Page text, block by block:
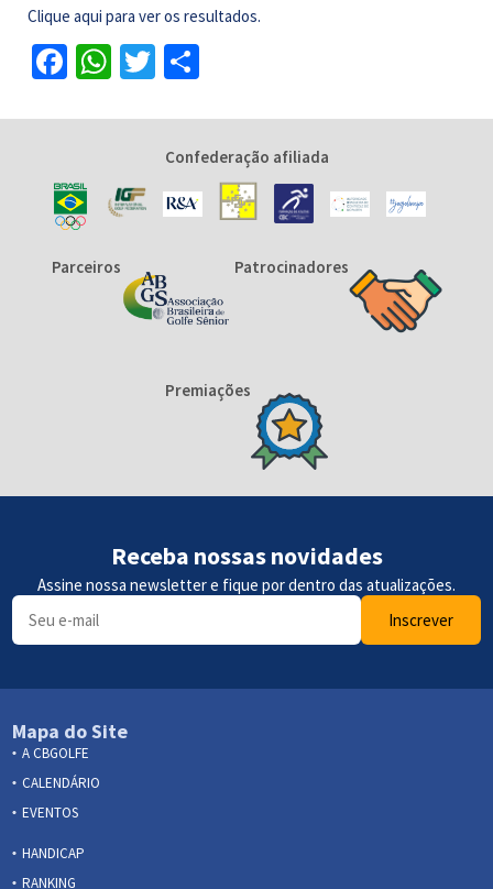
Clique aqui para ver os resultados.
Facebook
WhatsApp
Twitter
Confederação afiliada
Parceiros Patrocinadores
Premiações
Receba nossas novidades
Assine nossa newsletter e fique por dentro das atualizações.
Inscrever
Mapa do Site
A CBGOLFE
CALENDÁRIO
EVENTOS
HANDICAP
RANKING